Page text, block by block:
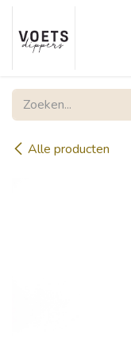
Overslaan naar inhoud
Alle producten